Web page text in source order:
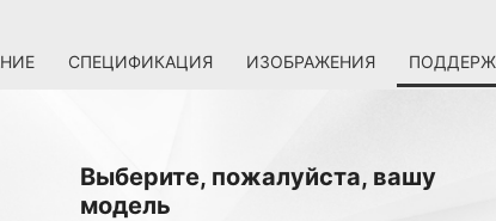
СПЕЦИФИКАЦИЯ ИЗОБРАЖЕНИЯ
Выберите, пожалуйста, вашу
модель